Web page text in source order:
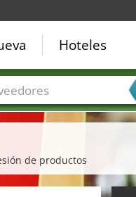
de productos
Hoteles
de proveedor de servicios